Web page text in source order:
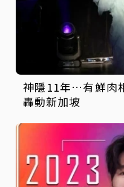
神隱11年…有鮮肉
轟動新加坡